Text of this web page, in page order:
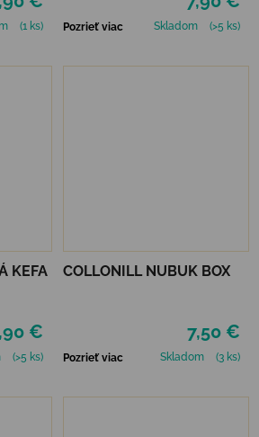
(1 ks) Pozrieť viac Skladom (>5 ks)
KEFA
€
(>5 ks)
COLLONILL NUBUK BOX
7,50 €
Pozrieť viac Skladom (3 ks)